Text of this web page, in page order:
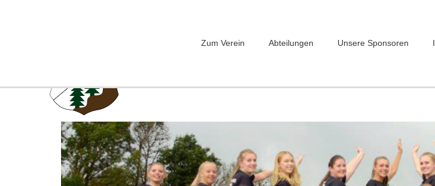
Zum Verein Abteilungen Unsere Sponsoren